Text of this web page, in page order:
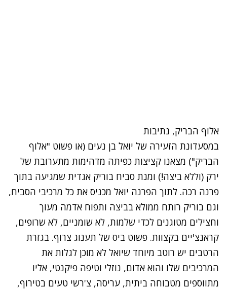
אלוף הבריק, נתיבות
במסעדונת הזעירה של יואל בן נעים (או פשוט "אלוף
הבריק") מצאנו קציצות כפיתה מדהימות מתערובת של
ירק (וללא ביצה!) ומנת סביח בוריק אגדית שמגיעה בתוך
פרנה רכה. לתוך הפרנה יואל מכניס את כל מרכיבי הסביח,
וגם בוריק רותח ממולא בביצה ותפוח אדמה מעוך
וחצילים מטוגנים לכדי שלמות, לא שומניים, לא שרופים,
קראנצ'יים בקצוות. פשוט ביס של תענוג צרוף. בגזרת
הרטבים יש רוטב מיוחד שיואל לא מוכן לגלות את
המרכיבים שלו והוא אדום, נוזלי וטיפה פיקנטי, אליו
מתווספים מטבוחה ביתית, עריסה, צ'רשי טעים בטירוף,